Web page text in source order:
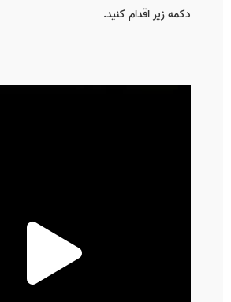
دکمه زیر اقدام کنید.